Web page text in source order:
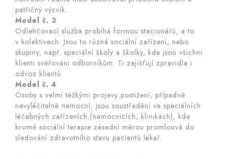
patřičný výcvik.
Model č. 3
Odlehčovací služba probíhá formou stacionářů, a to
v kolektivech. Jsou to různá sociální zařízení, nebo
skupiny, např. speciální školy a školky, kde jsou všichni
klienti svěřováni odborníkům. Ti zajišťují zpravidla i
odvoz klientů.
Model č. 4
Osoby s velmi těžkými projevy postižení, případně
nevyléčitelně nemocní, jsou soustředěni ve speciálních
léčebných zařízeních (nemocnicích, klinikách), kde
kromě sociální terapie zásadní měrou promlouvá do
sledování zdravotního stavu pacientů lékař.